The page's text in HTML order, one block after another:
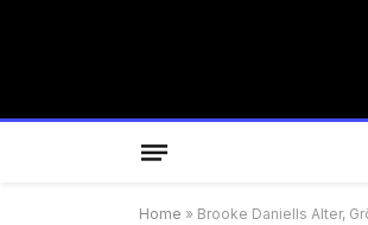
Home » Brooke Daniells Alter,